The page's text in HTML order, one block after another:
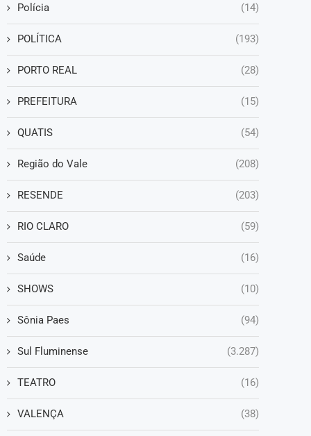
Polícia (14)
POLÍTICA (193)
PORTO REAL (28)
PREFEITURA (15)
QUATIS (54)
Região do Vale (208)
RESENDE (203)
RIO CLARO (59)
Saúde (16)
SHOWS (10)
Sônia Paes (94)
Sul Fluminense (3.287)
TEATRO (16)
VALENÇA (38)